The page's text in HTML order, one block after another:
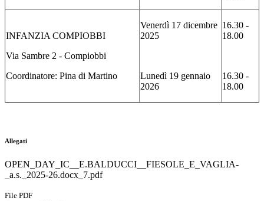
INFANZIA COMPIOBBI
Via Sambre 2 - Compiobbi
Coordinatore: Pina di Martino
Venerdì 17 dicembre
2025
Lunedì 19 gennaio
2026
16.30 -
18.00
16.30 -
18.00
Allegati
OPEN_DAY_IC__E.BALDUCCI__FIESOLE_E_VAGLIA-
_a.s._2025-26.docx_7.pdf
File PDF